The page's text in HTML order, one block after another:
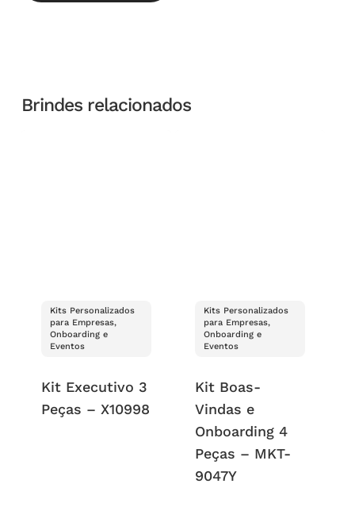
Brindes relacionados
Kits Personalizados
para Empresas,
Onboarding e
Eventos
Kit Executivo 3
Peças – X10998
Kits Personalizados
para Empresas,
Onboarding e
Eventos
Kit Boas-
Vindas e
Onboarding 4
Peças – MKT-
9047Y